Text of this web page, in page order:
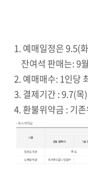
1. 예매일정은 9.5(
잔여석 판매는: 9
2. 예매매수: 1인당
3. 결제기간 : 9.7(
4. 환불위약금 : 기